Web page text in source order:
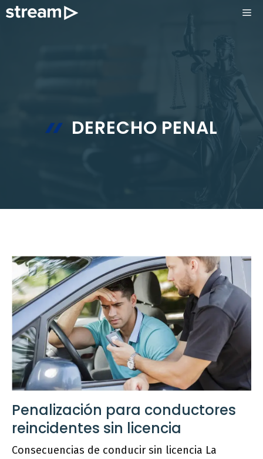
Saltar
DERECHO PENAL
Penalización para conductores
reincidentes sin licencia
Consecuencias de conducir sin licencia La